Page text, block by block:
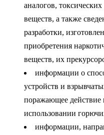
аналогов,
веществ, а также
разработки,
приобретения
веществ, их
информации о
устройств и
поражающее действие
использовании
информации,